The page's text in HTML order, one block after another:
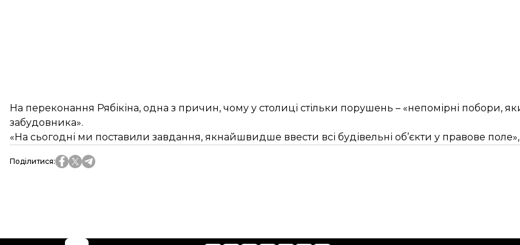
На переконання Рябікіна, одна з причин, чому у столиці стільки порушень – «непомірні побори,
забудовника».
«На сьогодні ми поставили завдання, якнайшвидше ввести всі будівельні об’єкти у правове
Поділитися: